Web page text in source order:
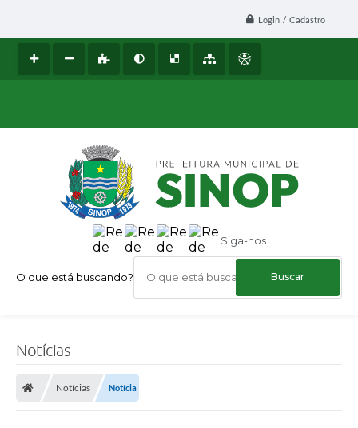
Login / Cadastro
Siga-nos
O que está buscando?
Notícias
Notícias Notícia